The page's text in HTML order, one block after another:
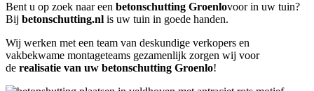
Bent u op zoek naar een betonschutting Groenlovoor in uw tuin?
Bij betonschutting.nl is uw tuin in goede handen.
Wij werken met een team van deskundige verkopers en
vakbekwame montageteams gezamenlijk zorgen wij voor
de realisatie van uw betonschutting Groenlo!